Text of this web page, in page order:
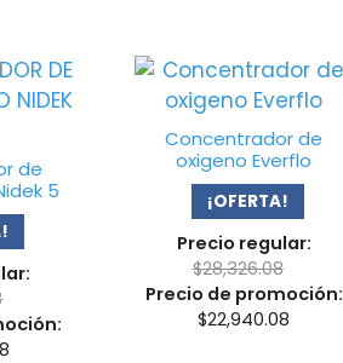
de
5
Concentrador de
oxigeno Everflo
¡OFERTA!
Precio regular:
$28,326.08
Precio de promoción:
$22,940.08